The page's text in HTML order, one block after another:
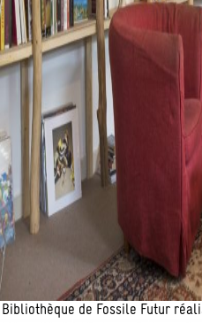
Bibliothèque de Fossile Futur